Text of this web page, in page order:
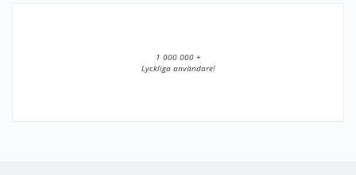
1 000 000 +
Lyckliga användare!